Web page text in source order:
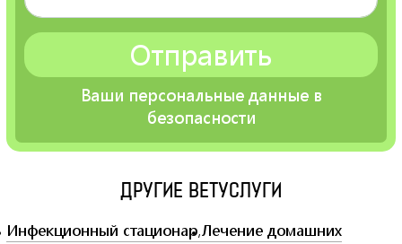
СПб, пр. Мориса Тореза, д.30
(магазин «Магнит», дальний торец дома, отдельный
ВЫЗОВ ВРАЧА НА ДОМ
ЦЕНЫ
ЛЕЧЕБНЫЕ КОРМА
КОНТАКТЫ
Ваши персональные данные в
безопасности
ДРУГИЕ ВЕТУСЛУГИ
Инфекционный стационар,Лечение домашних